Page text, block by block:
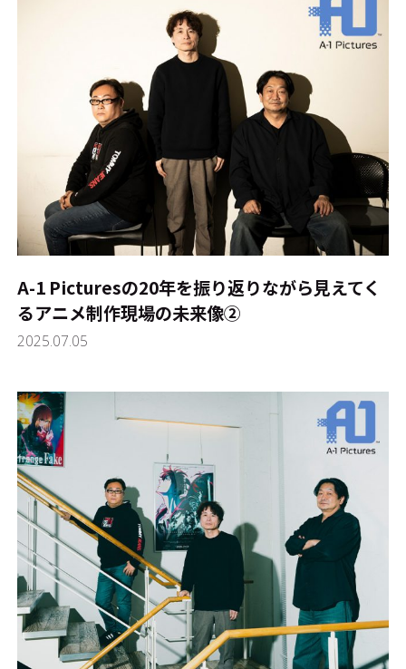
A-1 Picturesの20年を振り返りながら見えてく
るアニメ制作現場の未来像②
2025.07.05